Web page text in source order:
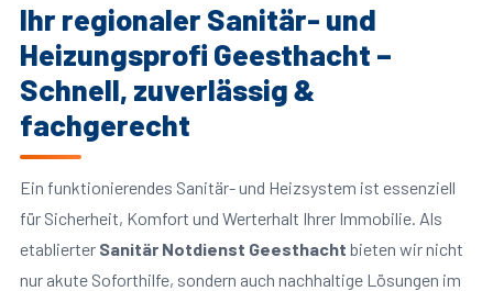
Ihr regionaler Sanitär- und
Heizungsprofi Geesthacht –
Schnell, zuverlässig &
fachgerecht
Ein funktionierendes Sanitär- und Heizsystem ist essenziell
für Sicherheit, Komfort und Werterhalt Ihrer Immobilie. Als
etablierter Sanitär Notdienst Geesthacht bieten wir nicht
nur akute Soforthilfe, sondern auch nachhaltige Lösungen im